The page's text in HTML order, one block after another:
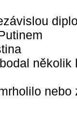
několik
nebo